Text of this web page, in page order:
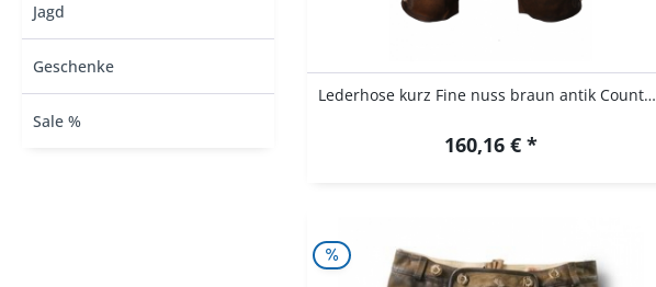
Jagd
Geschenke
Sale %
Lederhose kurz Fine nuss braun antik Country...
160,16 € *